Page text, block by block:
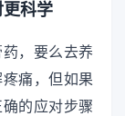
科学
，要么去养
痛，但如果
的应对步骤